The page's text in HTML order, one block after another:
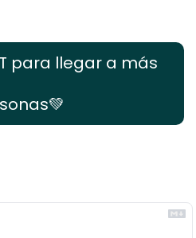
para llegar a más
💚